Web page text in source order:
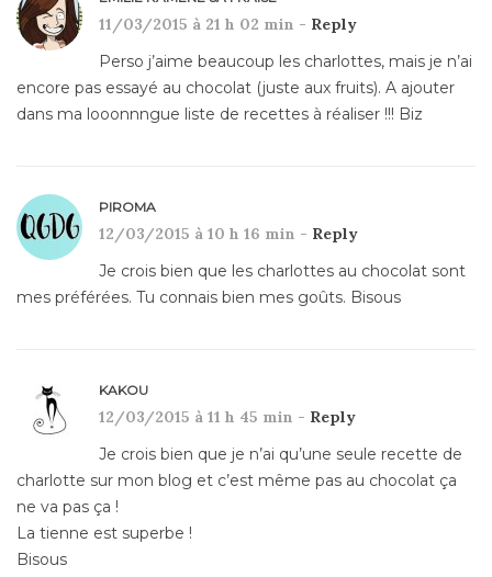
11/03/2015 à 21 h 02 min - Reply
Perso j’aime beaucoup les charlottes, mais je n’ai
encore pas essayé au chocolat (juste aux fruits). A ajouter
dans ma looonnngue liste de recettes à réaliser !!! Biz
PIROMA
12/03/2015 à 10 h 16 min - Reply
Je crois bien que les charlottes au chocolat sont
mes préférées. Tu connais bien mes goûts. Bisous
KAKOU
12/03/2015 à 11 h 45 min - Reply
Je crois bien que je n’ai qu’une seule recette de
charlotte sur mon blog et c’est même pas au chocolat ça
ne va pas ça !
La tienne est superbe !
Bisous